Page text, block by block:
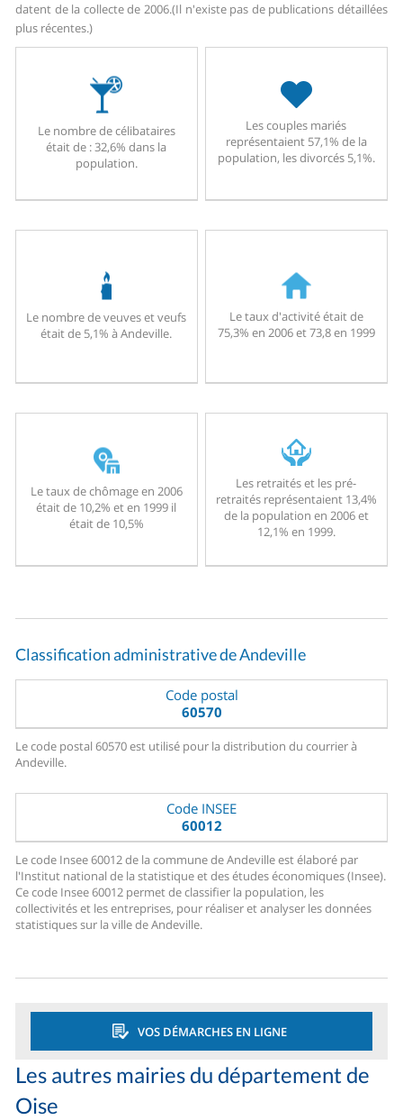
datent de la collecte de 2006.(Il n'existe pas de publications détaillées
plus récentes.)
Le nombre de célibataires
était de : 32,6% dans la
population.
Les couples mariés
représentaient 57,1% de la
population, les divorcés 5,1%.
Le nombre de veuves et veufs
était de 5,1% à Andeville.
Le taux d'activité était de
75,3% en 2006 et 73,8 en 1999
Le taux de chômage en 2006
était de 10,2% et en 1999 il
était de 10,5%
Les retraités et les pré-
retraités représentaient 13,4%
de la population en 2006 et
12,1% en 1999.
Classification administrative de Andeville
Code postal
60570
Le code postal 60570 est utilisé pour la distribution du courrier à
Andeville.
Code INSEE
60012
Le code Insee 60012 de la commune de Andeville est élaboré par
l'Institut national de la statistique et des études économiques (Insee).
Ce code Insee 60012 permet de classifier la population, les
collectivités et les entreprises, pour réaliser et analyser les données
statistiques sur la ville de Andeville.
VOS DÉMARCHES EN LIGNE
Les autres mairies du département de
Oise